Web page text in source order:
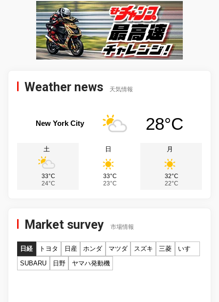
Weather news 天気情報
New York City 28°C
土
33°C
24°C
日
33°C
23°C
月
32°C
22°C
Market survey 市場情報
日経 トヨタ 日産 ホンダ マツダ スズキ 三菱
いすゞ
SUBARU
日野 ヤマハ発動機